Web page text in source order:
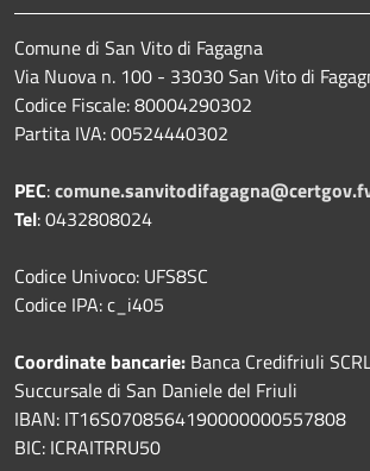
Comune di San Vito di Fagagna
Via Nuova n. 100 - 33030 San Vito di
Codice Fiscale: 80004290302
Partita IVA: 00524440302
PEC:
Tel: 0432808024
Codice Univoco: UFS8SC
Codice IPA: c_i405
Coordinate bancarie: Banca Credifriuli
Succursale di San Daniele del Friuli
IBAN: IT16S0708564190000000557808
BIC: ICRAITRRU50